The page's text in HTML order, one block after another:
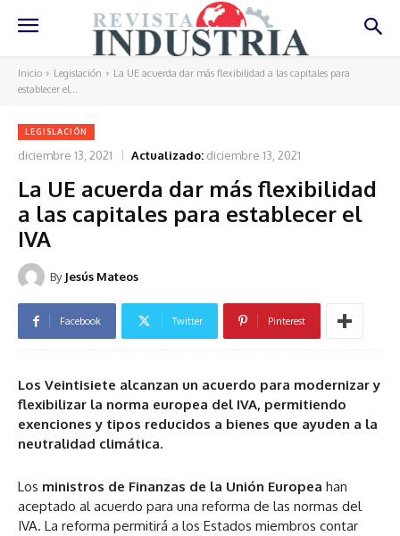
Inicio Legislación
La UE acuerda dar más flexibilidad a las capitales para
establecer el...
LEGISLACIÓN
diciembre 13, 2021 Actualizado: diciembre 13, 2021
La UE acuerda dar más flexibilidad
a las capitales para establecer el
IVA
By Jesús Mateos
Facebook Twitter Pinterest
Los Veintisiete alcanzan un acuerdo para modernizar y
flexibilizar la norma europea del IVA, permitiendo
exenciones y tipos reducidos a bienes que ayuden a la
neutralidad climática.
Los ministros de Finanzas de la Unión Europea han
aceptado al acuerdo para una reforma de las normas del
IVA. La reforma permitirá a los Estados miembros contar